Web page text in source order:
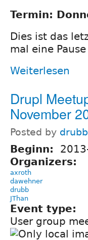
Termin:
Dies ist das
mal eine
Weiterlesen
Drupl
November
Posted by drubb
Beginn:
Organizers:
axroth
dawehner
drubb
JThan
Event type:
User group